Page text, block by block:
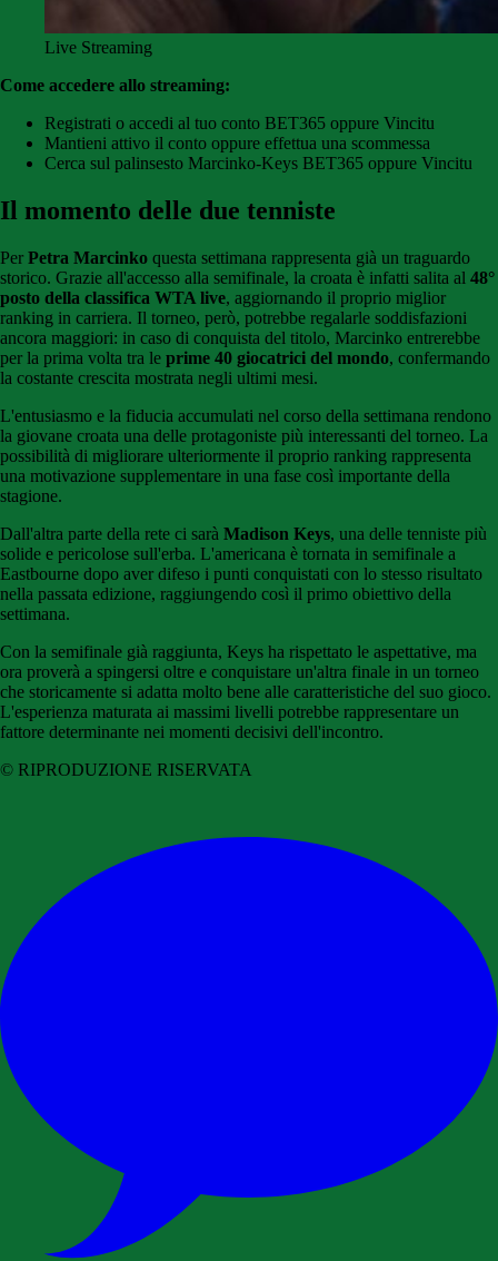
Live Streaming
Come accedere allo streaming:
Registrati o accedi al tuo conto BET365 oppure Vincitu
Mantieni attivo il conto oppure effettua una scommessa
Cerca sul palinsesto Marcinko-Keys BET365 oppure Vincitu
Il momento delle due tenniste
Per Petra Marcinko questa settimana rappresenta già un traguardo
storico. Grazie all'accesso alla semifinale, la croata è infatti salita al 48°
posto della classifica WTA live, aggiornando il proprio miglior
ranking in carriera. Il torneo, però, potrebbe regalarle soddisfazioni
ancora maggiori: in caso di conquista del titolo, Marcinko entrerebbe
per la prima volta tra le prime 40 giocatrici del mondo, confermando
la costante crescita mostrata negli ultimi mesi.
L'entusiasmo e la fiducia accumulati nel corso della settimana rendono
la giovane croata una delle protagoniste più interessanti del torneo. La
possibilità di migliorare ulteriormente il proprio ranking rappresenta
una motivazione supplementare in una fase così importante della
stagione.
Dall'altra parte della rete ci sarà Madison Keys, una delle tenniste più
solide e pericolose sull'erba. L'americana è tornata in semifinale a
Eastbourne dopo aver difeso i punti conquistati con lo stesso risultato
nella passata edizione, raggiungendo così il primo obiettivo della
settimana.
Con la semifinale già raggiunta, Keys ha rispettato le aspettative, ma
ora proverà a spingersi oltre e conquistare un'altra finale in un torneo
che storicamente si adatta molto bene alle caratteristiche del suo gioco.
L'esperienza maturata ai massimi livelli potrebbe rappresentare un
fattore determinante nei momenti decisivi dell'incontro.
© RIPRODUZIONE RISERVATA